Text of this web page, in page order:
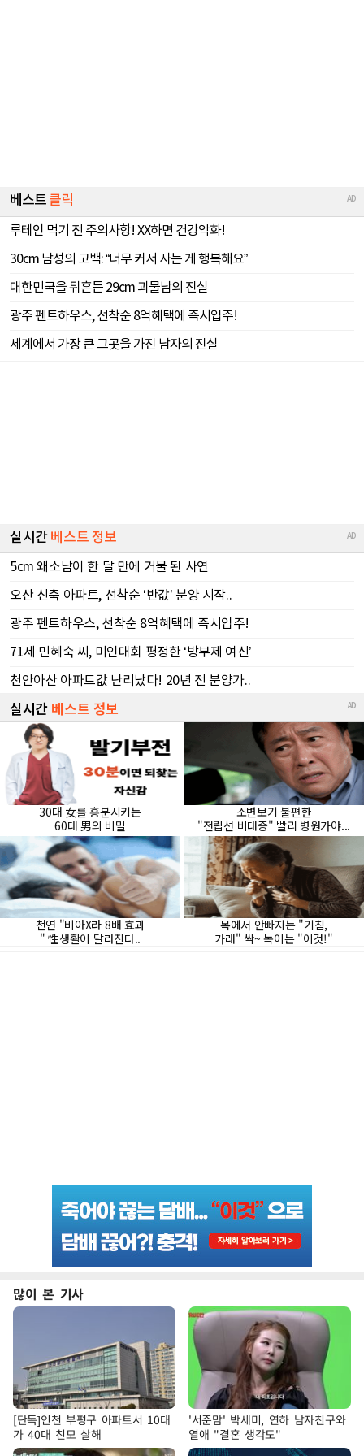
많이 본 기사
[단독]인천 부평구 아파트서 10대
가 40대 친모 살해
'서준맘' 박세미, 연하 남자친구와
열애 "결혼 생각도"